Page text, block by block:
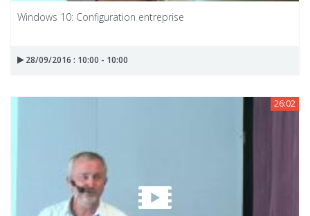
Windows 10: Configuration entreprise
28/09/2016 : 10:00 - 10:00
26:02